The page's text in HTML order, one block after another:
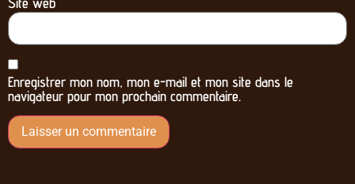
Enregistrer mon nom, mon e-mail et mon site dans le
navigateur pour mon prochain commentaire.